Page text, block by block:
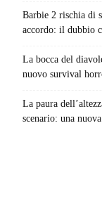
Barbie 2 rischia di
accordo: il dubbio
La bocca del
nuovo survival
La paura
scenario: una